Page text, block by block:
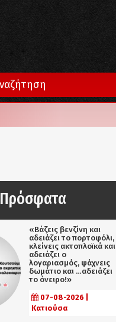
Πρόσφατα
«Βάζεις βενζίνη και
αδειάζει το πορτοφόλι,
κλείνεις ακτοπλοϊκά και
αδειάζει ο
λογαριασμός, ψάχνεις
δωμάτιο και …αδειάζει
το όνειρο!»
07-08-2026 |
Κατιούσα